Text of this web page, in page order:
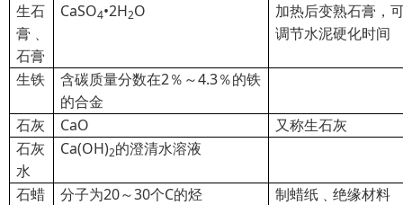
生石
膏﹑
石膏
CaSO4•2H2O
加热后变熟石膏，
调节水泥硬化时间
生铁
含碳质量分数在2％～4.3％的铁
的合金
石灰
CaO
又称生石灰
石灰
水
Ca(OH)2的澄清水溶液
石蜡 分子为20～30个C的烃
制蜡纸﹑绝缘材料